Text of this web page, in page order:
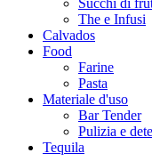
The e Infusi
Calvados
Food
Farine
Pasta
Materiale d'uso
Bar Tender
Pulizia e
Tequila